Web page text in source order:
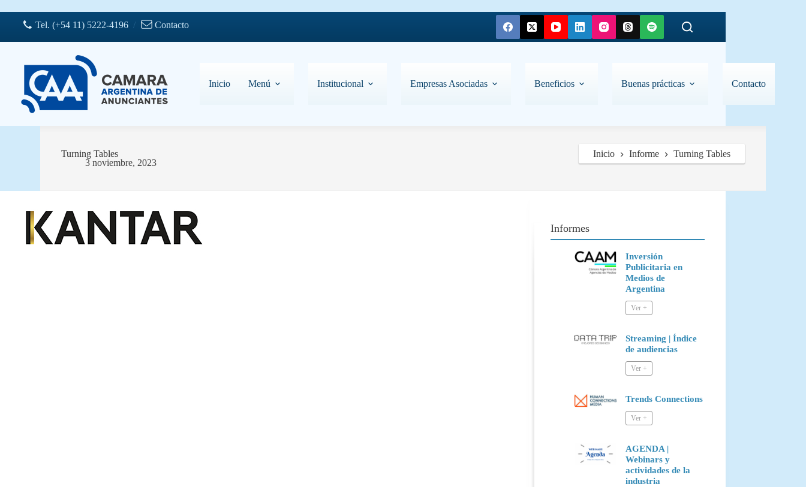
al
contenidoTel. (+54 11) 5222-4196/ Contacto
Inicio Menú Institucional Empresas Asociadas Beneficios Buenas prácticas Contacto
Turning Tables
3 noviembre, 2023
Inicio Informe Turning Tables
Informes
Inversión
Publicitaria en
Medios de
Argentina
Streaming | Índice
de audiencias
Trends Connections
AGENDA |
Webinars y
actividades de la
industria